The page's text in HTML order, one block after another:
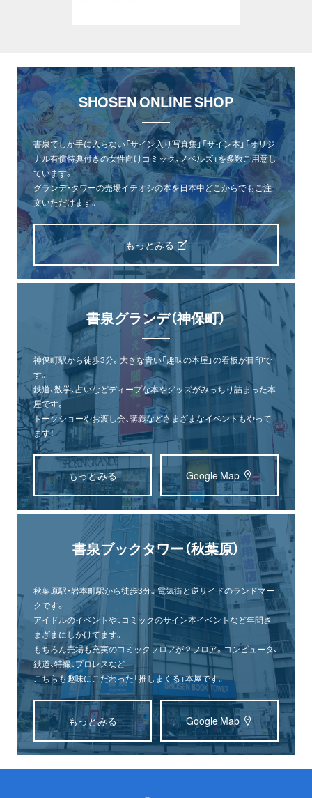
SHOSEN ONLINE SHOP
書泉でしか手に入らない「サイン入り写真集」「サイン本」「オリジ
ナル有償特典付きの女性向けコミック、ノベルズ」を多数ご用意し
ています。
グランデ・タワーの売場イチオシの本を日本中どこからでもご注
文いただけます。
もっとみる
書泉グランデ（神保町）
神保町駅から徒歩3分。大きな青い「趣味の本屋」の看板が目印で
す。
鉄道、数学、占いなどディープな本やグッズがみっちり詰まった本
屋です。
トークショーやお渡し会、講義などさまざまなイベントもやって
ます！
もっとみる Google Map
書泉ブックタワー（秋葉原）
秋葉原駅・岩本町駅から徒歩3分。電気街と逆サイドのランドマー
クです。
アイドルのイベントや、コミックのサイン本イベントなど年間さ
まざまにしかけてます。
もちろん売場も充実のコミックフロアが２フロア。コンピュータ、
鉄道、特撮、プロレスなど
こちらも趣味にこだわった「推しまくる」本屋です。
もっとみる Google Map